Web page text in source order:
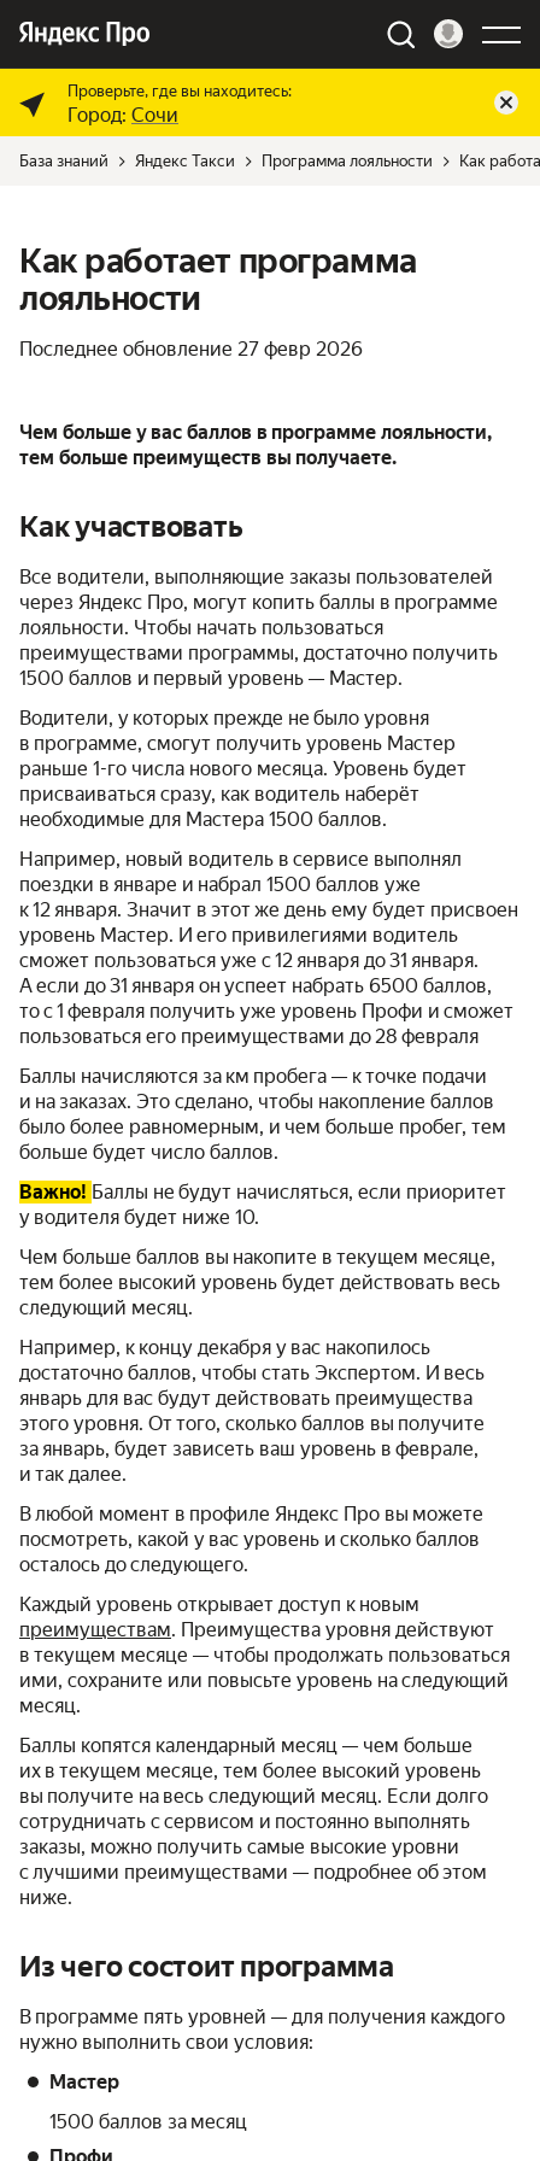
Проверьте, где вы находитесь:
Город: Сочи
База знаний Яндекс Такси Программа лояльности Как
Как работает программа
лояльности
Последнее обновление 27 февр 2026
Чем больше у вас баллов в программе лояльности,
тем больше преимуществ вы получаете.
Как участвовать
Все водители, выполняющие заказы пользователей
через Яндекс Про, могут копить баллы в программе
лояльности. Чтобы начать пользоваться
преимуществами программы, достаточно получить
1500 баллов и первый уровень — Мастер.
Водители, у которых прежде не было уровня
в программе, смогут получить уровень Мастер
раньше 1-го числа нового месяца. Уровень будет
присваиваться сразу, как водитель наберёт
необходимые для Мастера 1500 баллов.
Например, новый водитель в сервисе выполнял
поездки в январе и набрал 1500 баллов уже
к 12 января. Значит в этот же день ему будет присвоен
уровень Мастер. И его привилегиями водитель
сможет пользоваться уже с 12 января до 31 января.
А если до 31 января он успеет набрать 6500 баллов,
то с 1 февраля получить уже уровень Профи и сможет
пользоваться его преимуществами до 28 февраля
Баллы начисляются за км пробега — к точке подачи
и на заказах. Это сделано, чтобы накопление баллов
было более равномерным, и чем больше пробег, тем
больше будет число баллов.
Важно! Баллы не будут начисляться, если приоритет
у водителя будет ниже 10.
Чем больше баллов вы накопите в текущем месяце,
тем более высокий уровень будет действовать весь
следующий месяц.
Например, к концу декабря у вас накопилось
достаточно баллов, чтобы стать Экспертом. И весь
январь для вас будут действовать преимущества
этого уровня. От того, сколько баллов вы получите
за январь, будет зависеть ваш уровень в феврале,
и так далее.
В любой момент в профиле Яндекс Про вы можете
посмотреть, какой у вас уровень и сколько баллов
осталось до следующего.
Каждый уровень открывает доступ к новым
преимуществам. Преимущества уровня действуют
в текущем месяце — чтобы продолжать пользоваться
ими, сохраните или повысьте уровень на следующий
месяц.
Баллы копятся календарный месяц — чем больше
их в текущем месяце, тем более высокий уровень
вы получите на весь следующий месяц. Если долго
сотрудничать с сервисом и постоянно выполнять
заказы, можно получить самые высокие уровни
с лучшими преимуществами — подробнее об этом
ниже.
Из чего состоит программа
В программе пять уровней — для получения каждого
нужно выполнить свои условия:
Мастер
1500 баллов за месяц